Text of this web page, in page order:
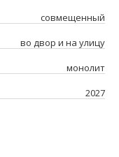
совмещенный
во двор и на улицу
монолит
2027